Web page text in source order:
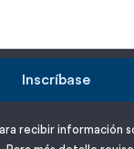
Inscríbase
recibir información